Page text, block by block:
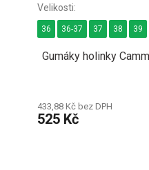
Gumáky holinky
433,88 Kč bez DPH
525 Kč
36 36-37 37 38 39